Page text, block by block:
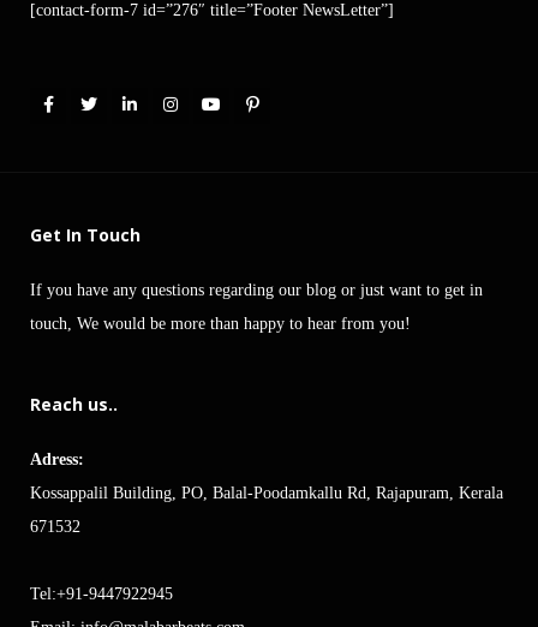
[contact-form-7 id=”276″ title=”Footer NewsLetter”]
Get In Touch
If you have any questions regarding our blog or just want to get in
touch, We would be more than happy to hear from you!
Reach us..
Adress:
Kossappalil Building, PO, Balal-Poodamkallu Rd, Rajapuram, Kerala
671532
Tel:+91-9447922945